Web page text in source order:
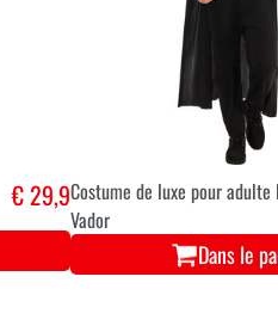
€ 29,9Costume de luxe pour adulte
Vador
Dans le